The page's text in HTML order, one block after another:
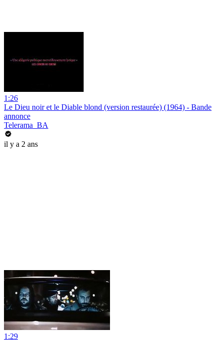
1:26
Le Dieu noir et le Diable blond (version restaurée) (1964) - Bande
annonce
Telerama_BA
il y a 2 ans
1:29